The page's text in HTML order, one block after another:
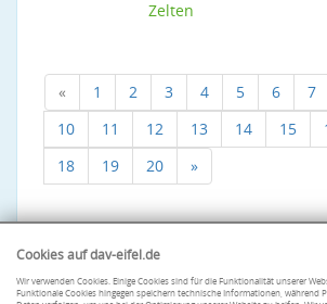
Zelten
« 1 2 3 4 5 6 7
10
11 12 13 14 15
18
19 20 »
Cookies auf dav-eifel.de
Wir verwenden Cookies. Einige Cookies sind für die Funktionalität unserer
Funktionale Cookies hingegen speichern technische Informationen, während